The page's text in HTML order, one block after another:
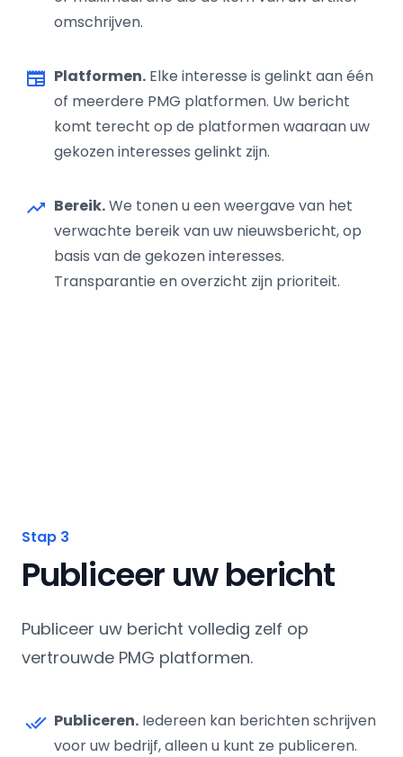
omschrijven.
newspaper Platformen. Elke interesse is gelinkt aan één
of meerdere PMG platformen. Uw bericht
komt terecht op de platformen waaraan uw
gekozen interesses gelinkt zijn.
trending_up Bereik.We tonen u een weergave van het
verwachte bereik van uw nieuwsbericht, op
basis van de gekozen interesses.
Transparantie en overzicht zijn prioriteit.
Stap 3
Publiceer uw bericht
Publiceer uw bericht volledig zelf op
vertrouwde PMG platformen.
done_all Publiceren. Iedereen kan berichten schrijven
voor uw bedrijf, alleen u kunt ze publiceren.